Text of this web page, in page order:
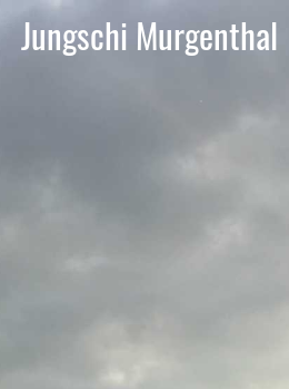
Jungschi Murgenthal